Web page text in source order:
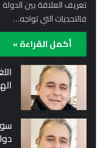
تعريف العلاقة بين
فالتحديات التي تواجه…
أكمل القراءة »